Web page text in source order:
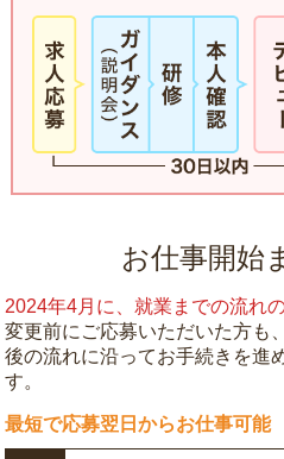
お仕事開始
2024年4月に、就業までの流れ
変更前にご応募いただいた方も
後の流れに沿ってお手続きを進
す。
最短で応募翌日からお仕事可能